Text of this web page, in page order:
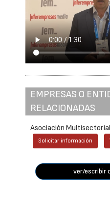
EMPRESAS O
RELACIONADAS
Asociación
Solicitar información
ver/escribir